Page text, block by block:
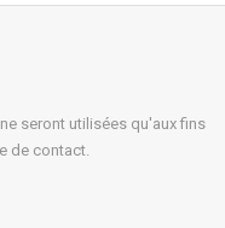
seront utilisées qu'aux fins
de contact.